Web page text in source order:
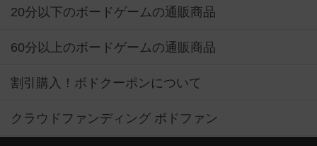
20分以下のボードゲームの通販商品
60分以上のボードゲームの通販商品
割引購入！ボドクーポンについて
クラウドファンディング ボドファン